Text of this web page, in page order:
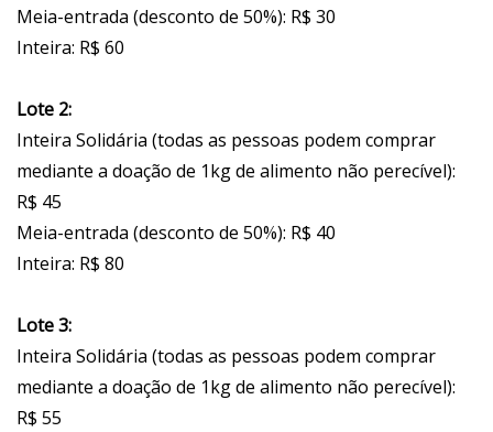
Meia-entrada (desconto de 50%): R$ 30
Inteira: R$ 60
Lote 2:
Inteira Solidária (todas as pessoas podem comprar
mediante a doação de 1kg de alimento não perecível):
R$ 45
Meia-entrada (desconto de 50%): R$ 40
Inteira: R$ 80
Lote 3:
Inteira Solidária (todas as pessoas podem comprar
mediante a doação de 1kg de alimento não perecível):
R$ 55